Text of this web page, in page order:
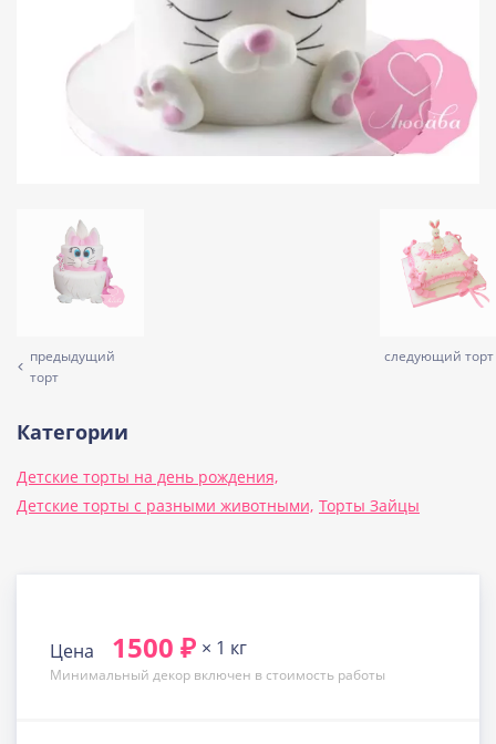
предыдущий
торт
следующий торт
Категории
Детские торты на день рождения,
Детские торты с разными животными, Торты Зайцы
Цена 1500 ₽ × 1 кг
Минимальный декор включен в стоимость работы